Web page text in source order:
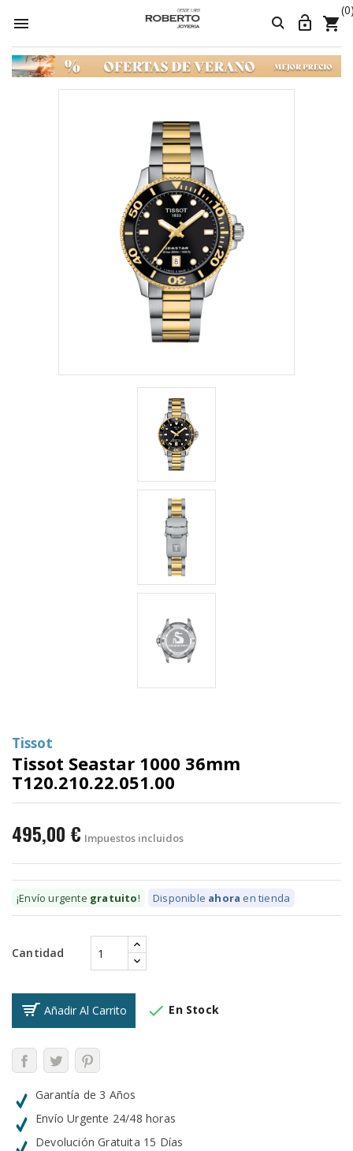
 


Tissot
Tissot Seastar 1000 36mm
T120.210.22.051.00
495,00 € Impuestos incluidos
¡Envío urgente gratuito! Disponible ahora en tienda
Cantidad
Añadir Al Carrito  En Stock
Garantía de 3 Años
Envío Urgente 24/48 horas
Devolución Gratuita 15 Días